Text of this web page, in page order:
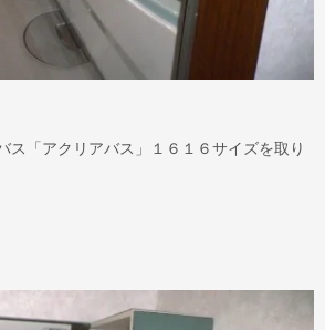
ス「アクリアバス」１６１６サイズを取り